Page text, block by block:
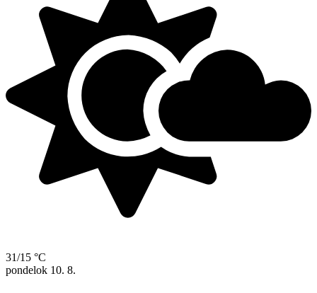
31/15 °C
pondelok 10. 8.